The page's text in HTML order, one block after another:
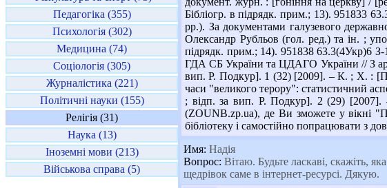
Педагогіка (355)
Психологія (302)
Медицина (74)
Соціологія (305)
Журналістика (221)
Політичні науки (155)
Релігія (31)
Наука (13)
Іноземні мови (213)
Військова справа (5)
Бібліогр. в підрядк. прим.; 13). 951833
рр.). За документами галузевого
Олександр Рубльов (гол. ред.) та ін. ;
підрядк. прим.; 14). 951838 63.3(4Укр)6
ГДА СБ України та ЦДАГО України // З
вип. Р. Подкур]. 1 (32) [2009]. – К. ; Х. :
часи "великого терору": статистичний
; відп. за вип. Р. Подкур]. 2 (29) [2007].
(ZOUNB.zp.ua), де Ви зможете у вікні
бібліотеку і самостійно попрацювати з
Имя: Надія
Вопрос: Вітаю. Будьте ласкаві, скажіть,
щедрівок саме в інтернет-ресурсі. Дякую.